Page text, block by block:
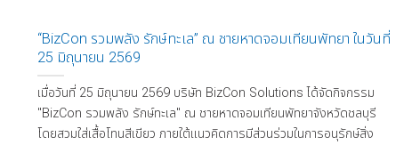
“BizCon รวมพลัง รักษ์ทะเล” ณ ชายหาดจอมเทียนพัทยา ในวันที่
25 มิถุนายน 2569
เมื่อวันที่ 25 มิถุนายน 2569 บริษัท BizCon Solutions ได้จัดกิจกรรม
"BizCon รวมพลัง รักษ์ทะเล" ณ ชายหาดจอมเทียนพัทยาจังหวัดชลบุรี
โดยสวมใส่เสื้อโทนสีเขียว ภายใต้แนวคิดการมีส่วนร่วมในการอนุรักษ์สิ่ง